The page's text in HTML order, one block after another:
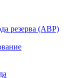
резерва (АВР)